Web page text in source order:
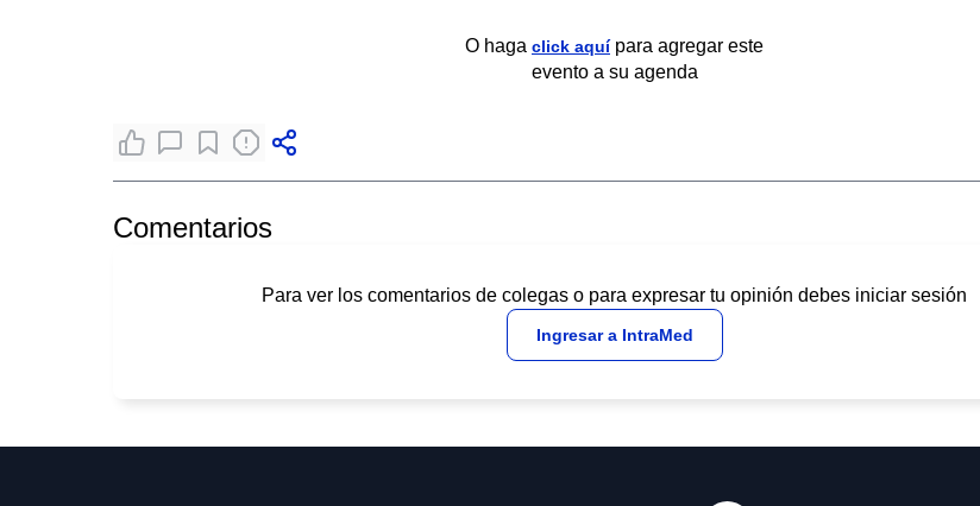
O haga click aquípara agregar este
evento a su agenda
Comentarios
Para ver los comentarios de colegas o para expresar tu opinión debes iniciar sesión
Ingresar a IntraMed